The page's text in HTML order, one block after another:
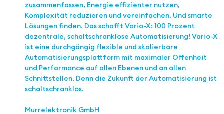
zusammenfassen, Energie effizienter nutzen,
Komplexität reduzieren und vereinfachen. Und smarte
Lösungen finden. Das schafft Vario-X: 100 Prozent
dezentrale, schaltschranklose Automatisierung! Vario-X
ist eine durchgängig flexible und skalierbare
Automatisierungsplattform mit maximaler Offenheit
und Performance auf allen Ebenen und an allen
Schnittstellen. Denn die Zukunft der Automatisierung ist
schaltschranklos.
Murrelektronik GmbH